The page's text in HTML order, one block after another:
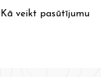
Kā veikt pasūtījumu